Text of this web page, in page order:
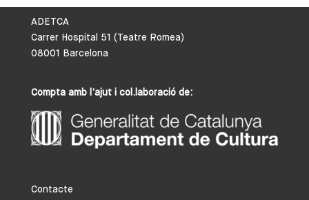
ADETCA
Carrer Hospital 51 (Teatre Romea)
08001 Barcelona
Compta amb l’ajut i col.laboració de:
Contacte